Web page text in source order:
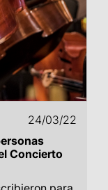
24/03/22
Concierto